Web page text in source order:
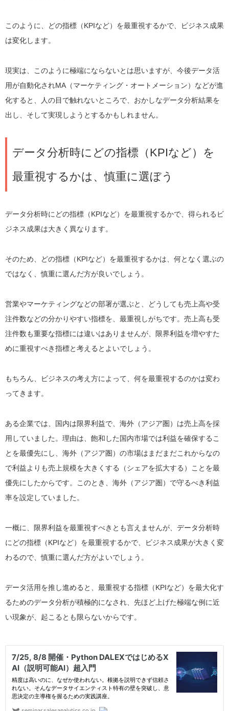
このように、どの指標（KPIなど）を最重視するかで、ビジネス成果
は変化します。
現実は、このように極端にならないとは思いますが、今後データ活
用が自動化されMA（マーケティング・オートメーション）などが進
化すると、人の目で触れないところで、おかしなデータ分析結果を
出し、そして実現しようとするかもしれません。
データ分析時にどの指標（KPIなど）を
最重視するかは、慎重に選ぼう
データ分析時にどの指標（KPIなど）を最重視するかで、得られるビ
ジネス成果は大きく異なります。
そのため、どの指標（KPIなど）を最重視するかは、何となく選ぶの
ではなく、慎重に選んだ方が良いでしょう。
営業やマーケティングなどの部署が選ぶと、どうしても売上高や受
注件数などの分かりやすい指標を、最重視しがちです。売上高も受
注件数も重要な指標には違いはありませんが、限界利益を増やすた
めに重視すべき指標と考えるとよいでしょう。
もちろん、ビジネスの考え方によって、何を最重視するのかは変わ
ってきます。
ある企業では、国内は限界利益で、海外（アジア圏）は売上高を採
用していました。理由は、飽和した国内市場では利益を確保するこ
とを最優先にし、海外（アジア圏）の市場はまだまだこれからなの
で利益よりも売上規模を大きくする（シェアを拡大する）ことを最
優先にしたからです。このとき、海外（アジア圏）で守るべき利益
率を設定していました。
一概に、限界利益を最重視すべきとも言えませんが、データ分析時
にどの指標（KPIなど）を最重視するかで、ビジネス成果が大きく変
わるので、慎重に選んだ方がよいでしょう。
データ活用を推し進めると、最重視する指標（KPIなど）を最大化す
るためのデータ分析が積極的になされ、先ほど上げた極端な例に近
い現象が、起こるとも限らないからです。